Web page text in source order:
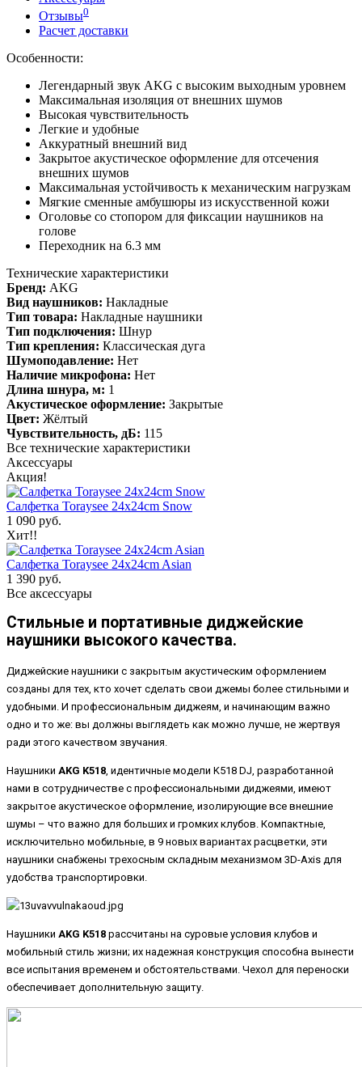
Отзывы0
Расчет доставки
Особенности:
Легендарный звук AKG с высоким выходным уровнем
Максимальная изоляция от внешних шумов
Высокая чувствительность
Легкие и удобные
Аккуратный внешний вид
Закрытое акустическое оформление для отсечения
внешних шумов
Максимальная устойчивость к механическим нагрузкам
Мягкие сменные амбушюры из искусственной кожи
Оголовье со стопором для фиксации наушников на
голове
Переходник на 6.3 мм
Технические характеристики
Бренд: AKG
Вид наушников: Накладные
Тип товара: Накладные наушники
Тип подключения: Шнур
Тип крепления: Классическая дуга
Шумоподавление: Нет
Наличие микрофона: Нет
Длина шнура, м: 1
Акустическое оформление: Закрытые
Цвет: Жёлтый
Чувствительность, дБ: 115
Все технические характеристики
Аксессуары
Акция!
Салфетка Toraysee 24x24cm Snow
1 090 руб.
Хит!!
Салфетка Toraysee 24x24cm Asian
1 390 руб.
Все аксессуары
Стильные и портативные диджейские
наушники высокого качества.
Диджейские наушники с закрытым акустическим оформлением
созданы для тех, кто хочет сделать свои джемы более стильными и
удобными. И профессиональным диджеям, и начинающим важно
одно и то же: вы должны выглядеть как можно лучше, не жертвуя
ради этого качеством звучания.
Наушники AKG K518, идентичные модели K518 DJ, разработанной
нами в сотрудничестве с профессиональными диджеями, имеют
закрытое акустическое оформление, изолирующие все внешние
шумы – что важно для больших и громких клубов. Компактные,
исключительно мобильные, в 9 новых вариантах расцветки, эти
наушники снабжены трехосным складным механизмом 3D-Axis для
удобства транспортировки.
Наушники AKG K518 рассчитаны на суровые условия клубов и
мобильный стиль жизни; их надежная конструкция способна вынести
все испытания временем и обстоятельствами. Чехол для переноски
обеспечивает дополнительную защиту.